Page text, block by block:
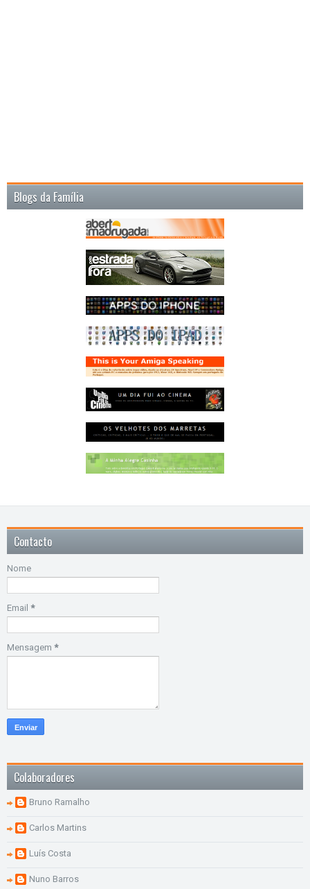
Blogs da Família
Contacto
Nome
Email *
Mensagem *
Colaboradores
Bruno Ramalho
Carlos Martins
Luís Costa
Nuno Barros